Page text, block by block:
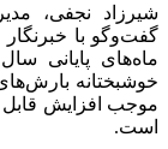
شیرزاد نجفی،
گفت‌وگو با
ماه‌های پایانی
خوشبختانه
موجب افزایش
است.